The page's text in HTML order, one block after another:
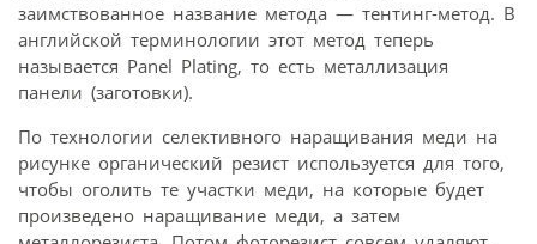
заимствованное название метода — тентинг-метод. В
английской терминологии этот метод теперь
называется Panel Plating, то есть металлизация
панели (заготовки).
По технологии селективного наращивания меди на
рисунке органический резист используется для того,
чтобы оголить те участки меди, на которые будет
произведено наращивание меди, а затем